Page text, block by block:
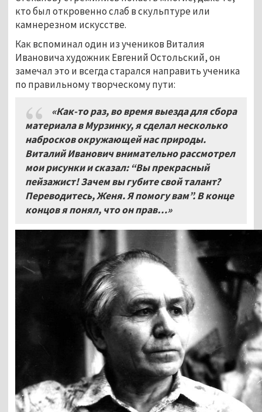
кто был откровенно слаб в скульптуре или
камнерезном искусстве.
Как вспоминал один из учеников Виталия
Ивановича художник Евгений Остольский, он
замечал это и всегда старался направить ученика
по правильному творческому пути:
«Как-то раз, во время выезда для сбора
материала в Мурзинку, я сделал несколько
набросков окружающей нас природы.
Виталий Иванович внимательно рассмотрел
мои рисунки и сказал: “Вы прекрасный
пейзажист! Зачем вы губите свой талант?
Переводитесь, Женя. Я помогу вам”. В конце
концов я понял, что он прав…»